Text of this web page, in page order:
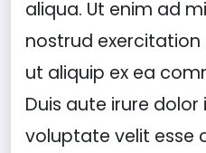
aliqua. Ut enim ad
nostrud exercitation
ut aliquip ex ea
Duis aute irure
voluptate velit esse